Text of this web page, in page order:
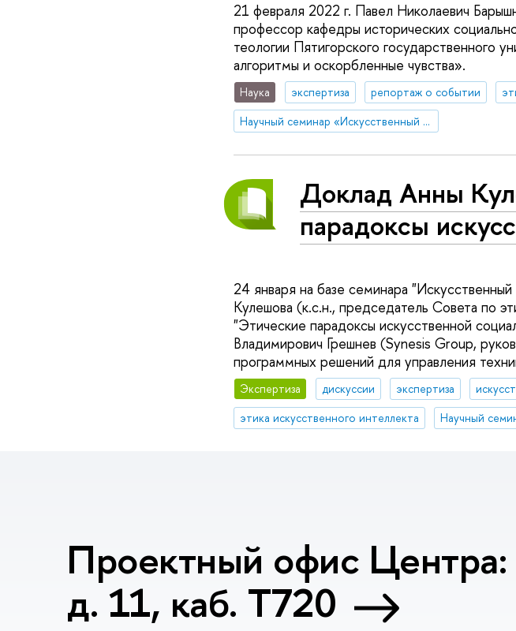
21 февраля 2022 г. Павел Николаевич
профессор кафедры исторических
теологии Пятигорского государственного
алгоритмы и оскорбленные чувства».
Наука экспертиза репортаж о событии
Научный семинар «Искусственный интеллект в мире людей: гуманистические, этические и правовые аспекты развития цифровых технологий»
Доклад Анны
парадоксы
24 января на базе семинара
Кулешова (к.с.н., председатель Совета по
"Этические парадоксы искусственной
Владимирович Грешнев (Synesis Group,
программных решений для управления
Экспертиза дискуссии экспертиза
этика искусственного интеллекта
Проектный офис Центра:
д. 11, каб. T720